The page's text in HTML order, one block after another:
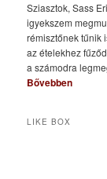
Sziasztok, Sass
igyekszem
rémisztőnek tűnik
az ételekhez
a számodra
Bővebben
LIKE BOX